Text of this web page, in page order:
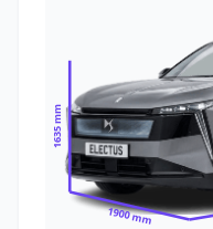
1635 mm
1900 mm